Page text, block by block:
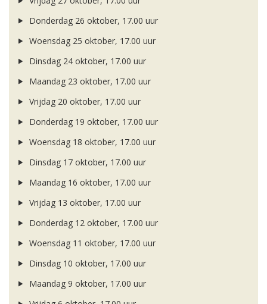
Donderdag 26 oktober, 17.00 uur
Woensdag 25 oktober, 17.00 uur
Dinsdag 24 oktober, 17.00 uur
Maandag 23 oktober, 17.00 uur
Vrijdag 20 oktober, 17.00 uur
Donderdag 19 oktober, 17.00 uur
Woensdag 18 oktober, 17.00 uur
Dinsdag 17 oktober, 17.00 uur
Maandag 16 oktober, 17.00 uur
Vrijdag 13 oktober, 17.00 uur
Donderdag 12 oktober, 17.00 uur
Woensdag 11 oktober, 17.00 uur
Dinsdag 10 oktober, 17.00 uur
Maandag 9 oktober, 17.00 uur